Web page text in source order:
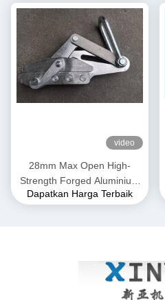
video
28mm Max Open High-
Strength Forged Aluminium
Alloy Come-Along Clamp
Dapatkan Harga Terbaik